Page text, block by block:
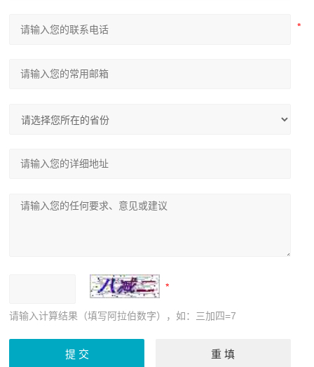
请输入计算结果（填写阿拉伯数字），如：三加四=7